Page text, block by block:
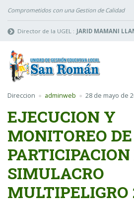
Comprometidos con una Gestion de Calidad
Director de la UGEL : JARID MAMANI
Direccion adminweb 28 de mayo de
EJECUCION Y
MONITOREO
PARTICIPACION
SIMULACRO
MULTIPELIGRO